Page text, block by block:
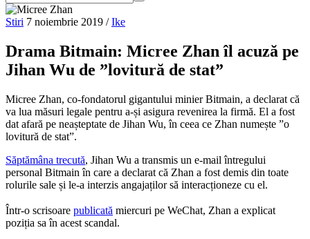
Stiri 7 noiembrie 2019 / Ike
Drama Bitmain: Micree Zhan îl acuză pe
Jihan Wu de ”lovitură de stat”
Micree Zhan, co-fondatorul gigantului minier Bitmain, a declarat că
va lua măsuri legale pentru a-și asigura revenirea la firmă. El a fost
dat afară pe neașteptate de Jihan Wu, în ceea ce Zhan numește ”o
lovitură de stat”.
Săptămâna trecută, Jihan Wu a transmis un e-mail întregului
personal Bitmain în care a declarat că Zhan a fost demis din toate
rolurile sale și le-a interzis angajaților să interacționeze cu el.
Într-o scrisoare publicată miercuri pe WeChat, Zhan a explicat
poziția sa în acest scandal.